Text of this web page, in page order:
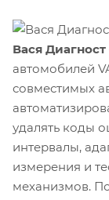
Вася Диагност
автомобилей
совместимых
удалять коды
интервалы,
измерения и
механизмов.